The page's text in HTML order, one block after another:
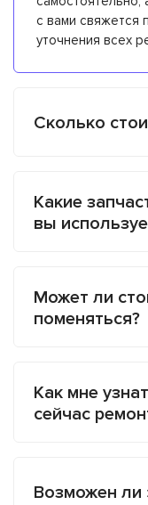
с вами свяжется
уточнения всех
Сколько
Какие
вы
Может ли
поменяться?
Как мне
сейчас
Возможен ли